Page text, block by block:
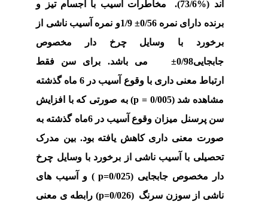
اند (%73/6). مخاطرات آسیب با اجسام تیز و
برنده دارای نمره 0/56
± 1/9
و نمره آسیب ناشی از
برخورد با وسایل چرخ دار مخصوص
جابجایی0/98
±2/44 می باشد.
برای سن فقط
ارتباط معنی داری با وقوع آسیب در 6 ماه گذشته
مشاهده شد (0/005
p = ) به صورتی که با افزایش
سن پرسنل میزان وقوع آسیب در 6ماه گذشته به
صورت معنی داری کاهش یافته بود. بین مدرک
تحصیلی با آسیب ناشی از برخورد با وسایل چرخ
دار مخصوص جابجایی (0/025
p=) و آسیب های
ناشی از سوزن سرنگ (0/026
p=) رابطه ی معنی